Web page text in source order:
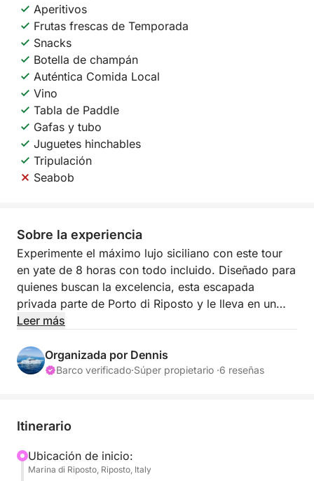
Aperitivos
Frutas frescas de Temporada
Snacks
Botella de champán
Auténtica Comida Local
Vino
Tabla de Paddle
Gafas y tubo
Juguetes hinchables
Tripulación
Seabob
Sobre la experiencia
Experimente el máximo lujo siciliano con este tour
en yate de 8 horas con todo incluido. Diseñado para
quienes buscan la excelencia, esta escapada
privada parte de Porto di Riposto y le lleva en un
recorrido cuidadosamente diseñado por los lugares
experimentada tripulación, compuesta por un
capitán, dos marineros y una azafata, le garantiza
azafata que hable cualquier otro idioma si lo solicita
El itinerario combina exploración y relax. Admire la
Leer más
Organizada por Dennis
Barco verificado·Súper propietario ·6 reseñas
Itinerario
Ubicación de inicio:
Marina di Riposto, Riposto, Italy